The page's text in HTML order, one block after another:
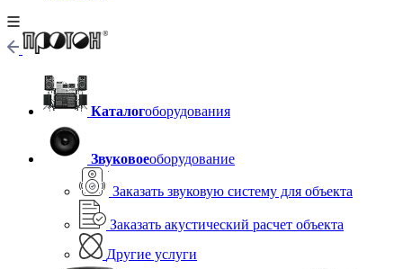
Каталогоборудования
Звуковоеоборудование
Заказать звуковую систему для объекта
Заказать акустический расчет объекта
Другие услуги